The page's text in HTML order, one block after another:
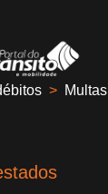
> Multas